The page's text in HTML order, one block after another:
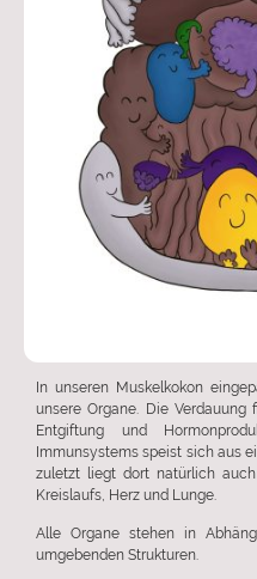
In unseren Muskelkokon
unsere Organe. Die
Entgiftung und
Immunsystems speist sich aus
zuletzt liegt dort natürlich
Kreislaufs, Herz und Lunge.
Alle Organe stehen in
umgebenden Strukturen.